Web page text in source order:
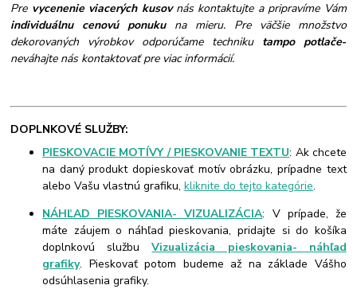
Pre vycenenie viacerých kusovnás kontaktujte a pripravíme Vám
individuálnu cenovú ponukuna mieru. Pre väčšie množstvo
dekorovaných výrobkov odporúčame techniku tampo potlače-
neváhajte nás kontaktovať pre viac informácií.
DOPLNKOVÉ SLUŽBY:
PIESKOVACIE MOTÍVY / PIESKOVANIE TEXTU: Ak chcete
na daný produkt dopieskovať motív obrázku, prípadne text
alebo Vašu vlastnú grafiku,kliknite do tejto kategórie.
NÁHĽAD PIESKOVANIA- VIZUALIZÁCIA: V prípade, že
máte záujem o náhľad pieskovania, pridajte si do košíka
doplnkovú službuVizualizácia pieskovania- náhľad
grafiky. Pieskovať potom budeme až na základe Vášho
odsúhlasenia grafiky.